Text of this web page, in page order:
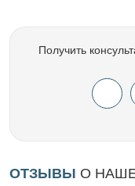
Получить
ОТЗЫВЫ О